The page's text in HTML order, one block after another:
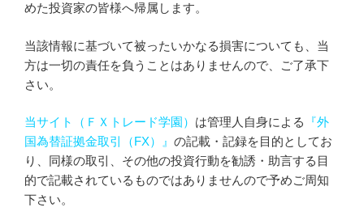
めた投資家の皆様へ帰属します。
当該情報に基づいて被ったいかなる損害についても、当
方は一切の責任を負うことはありませんので、ご了承下
さい。
当サイト（ＦＸトレード学園） は管理人自身による
『外
国為替証拠金取引（FX）』 の記載・記録を目的としてお
り、同様の取引、その他の投資行動を勧誘・助言する目
的で記載されているものではありませんので予めご周知
下さい。